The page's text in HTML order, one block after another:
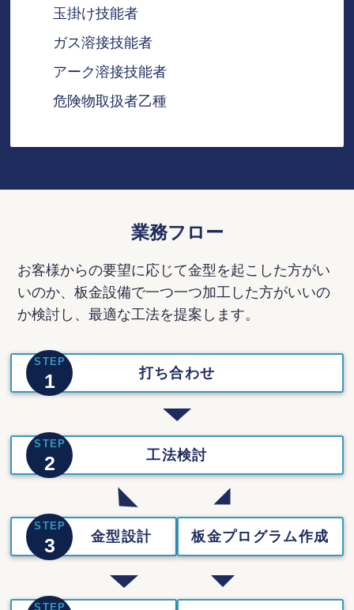
玉掛け技能者
ガス溶接技能者
アーク溶接技能者
危険物取扱者乙種
業務フロー
お客様からの要望に応じて金型を起こした方がい
いのか、板金設備で一つ一つ加工した方がいいの
か検討し、最適な工法を提案します。
STEP
1 打ち合わせ
STEP
2 工法検討
STEP
3 金型設計 板金プログラム作成
STEP